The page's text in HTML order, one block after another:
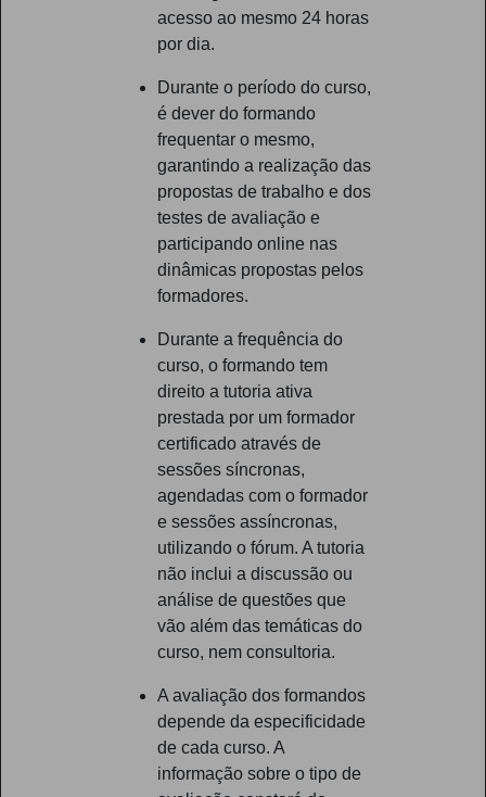
acesso ao mesmo 24 horas
por dia.
Durante o período do curso,
é dever do formando
frequentar o mesmo,
garantindo a realização das
propostas de trabalho e dos
testes de avaliação e
participando online nas
dinâmicas propostas pelos
formadores.
Durante a frequência do
curso, o formando tem
direito a tutoria ativa
prestada por um formador
certificado através de
sessões síncronas,
agendadas com o formador
e sessões assíncronas,
utilizando o fórum. A tutoria
não inclui a discussão ou
análise de questões que
vão além das temáticas do
curso, nem consultoria.
A avaliação dos formandos
depende da especificidade
de cada curso. A
informação sobre o tipo de